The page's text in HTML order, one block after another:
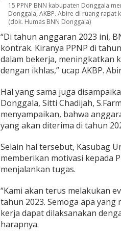
15 PPNP BNN kabupaten Donggala
Donggala, AKBP. Abire di ruang rapat
(dok. Humas BNN Donggala)
“Di tahun anggaran 2023 ini,
kontrak. Kiranya PPNP di
dalam bekerja, meningkatkan
dengan ikhlas,” ucap AKBP.
Hal yang sama juga
Donggala, Sitti Chadijah,
menyampaikan, bahwa
yang akan diterima di tahun
Selain hal tersebut, Kasubag
memberikan motivasi kepada
menjalankan tugas.
“Kami akan terus melakukan
tahun 2023. Semoga apa
kerja dapat dilaksanakan
harapnya.